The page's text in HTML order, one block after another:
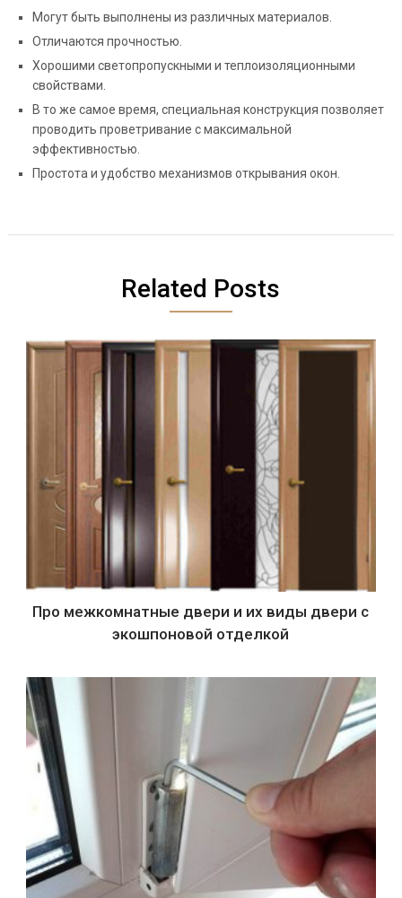
Могут быть выполнены из различных материалов.
Отличаются прочностью.
Хорошими светопропускными и теплоизоляционными
свойствами.
В то же самое время, специальная конструкция позволяет
проводить проветривание с максимальной
эффективностью.
Простота и удобство механизмов открывания окон.
Related Posts
Про межкомнатные двери и их виды двери с
экошпоновой отделкой